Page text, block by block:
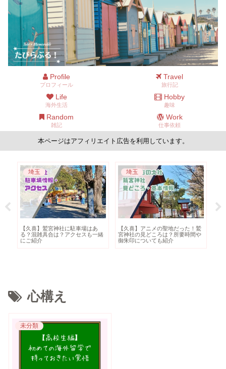
Profile
プロフィール
Travel
旅行記
Life
海外生活
Hobby
趣味
Random
雑記
Work
仕事依頼
本ページはアフィリエイト広告を利用しています。
埼玉
【久喜】鷲宮神社に駐車場はあ
る？混雑具合は？アクセスも一緒
にご紹介
埼玉
【久喜】アニメの聖地だった！鷲
宮神社の見どころは？所要時間や
御朱印についても紹介
心構え
未分類